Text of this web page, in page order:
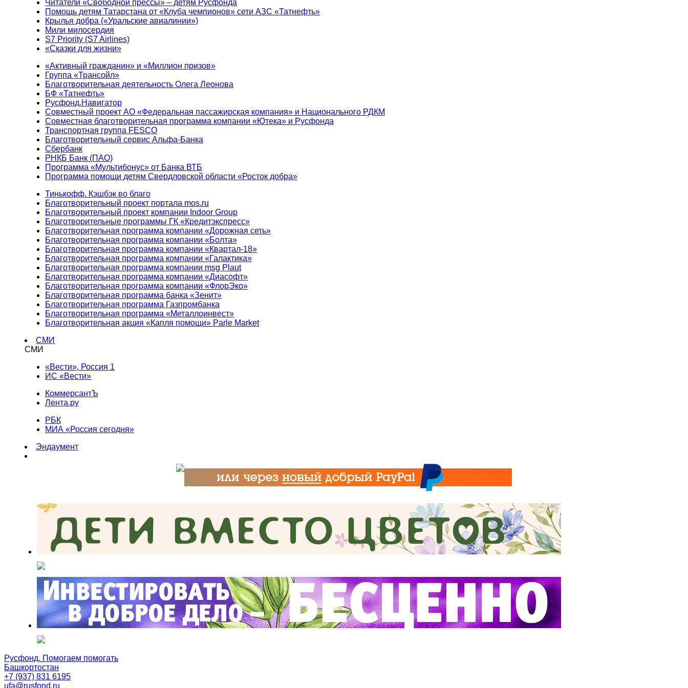
Читатели «Свободной прессы» – детям Русфонда
Помощь детям Татарстана от «Клуба чемпионов» сети АЗС «Татнефть»
Крылья добра («Уральские авиалинии»)
Мили милосердия
S7 Priority (S7 Airlines)
«Сказки для жизни»
«Активный гражданин» и «Миллион призов»
Группа «Трансойл»
Благотворительная деятельность Олега Леонова
БФ «Татнефть»
Русфонд.Навигатор
Совместный проект АО «Федеральная пассажирская компания» и Национального РДКМ
Совместная благотворительная программа компании «Ютека» и Русфонда
Транспортная группа FESCO
Благотворительный сервис Альфа-Банка
Сбербанк
РНКБ Банк (ПАО)
Программа «Мультибонус» от Банка ВТБ
Программа помощи детям Свердловской области «Росток добра»
Тинькофф. Кэшбэк во благо
Благотворительный проект портала mos.ru
Благотворительный проект компании Indoor Group
Благотворительные программы ГК «Кредитэкспресс»
Благотворительная программа компании «Дорожная сеть»
Благотворительная программа компании «Болта»
Благотворительная программа компании «Квартал-18»
Благотворительная программа компании «Галактика»
Благотворительная программа компании msg Plaut
Благотворительная программа компании «Диасофт»
Благотворительная программа компании «ФлорЭко»
Благотворительная программа банка «Зенит»
Благотворительная программа Газпромбанка
Благотворительная программа «Металлоинвест»
Благотворительная акция «Капля помощи» Parle Market
СМИ
СМИ
«Вести», Россия 1
ИС «Вести»
КоммерсантЪ
Лента.ру
РБК
МИА «Россия сегодня»
Эндаумент
Русфонд. Помогаем помогать
Башкортостан
+7 (937) 831 6195
ufa@rusfond.ru